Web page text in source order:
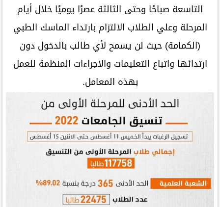
التاسعة صباحًا وحتى الثالثة عصرًا يوميًا خلال أيام
المرحلة وعلي الطلاب الالتزام بارتداء الماسك الطبي
(الكمامة) حيث لن يسمح لأي طالب بالدخول دون
ارتدائها واتباع التعليمات والاجراءات المنظمة للعمل
بهذه المعامل.